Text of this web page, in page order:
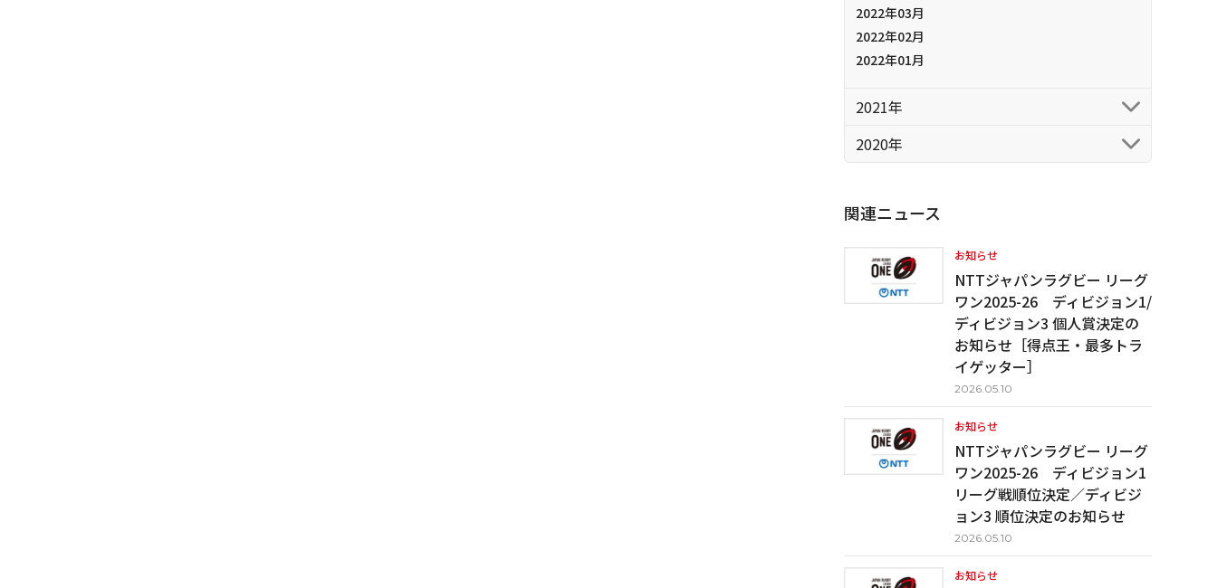
2022年03月
2022年02月
2022年01月
2021年
2020年
関連ニュース
お知らせ
NTTジャパンラグビー リーグ
ワン2025-26 ディビジョン1/
ディビジョン3 個人賞決定の
お知らせ［得点王・最多トラ
イゲッター］
2026.05.10
お知らせ
NTTジャパンラグビー リーグ
ワン2025-26 ディビジョン1
リーグ戦順位決定／ディビジ
ョン3 順位決定のお知らせ
2026.05.10
お知らせ